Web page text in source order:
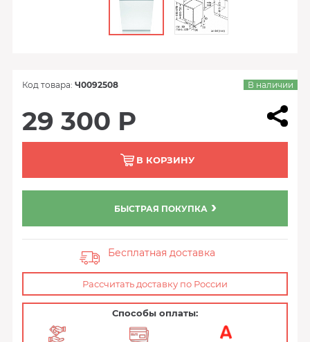
Код товара: Ч0092508 В наличии
29 300 Р
В КОРЗИНУ
БЫСТРАЯ ПОКУПКА
Бесплатная доставка
Рассчитать доставку по России
Способы оплаты: